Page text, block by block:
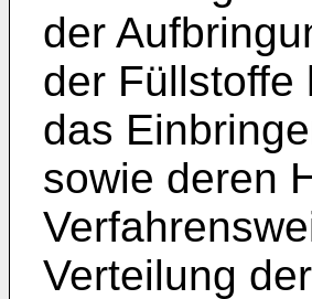
der
der Füllstoffe
das
sowie deren
Verteilung